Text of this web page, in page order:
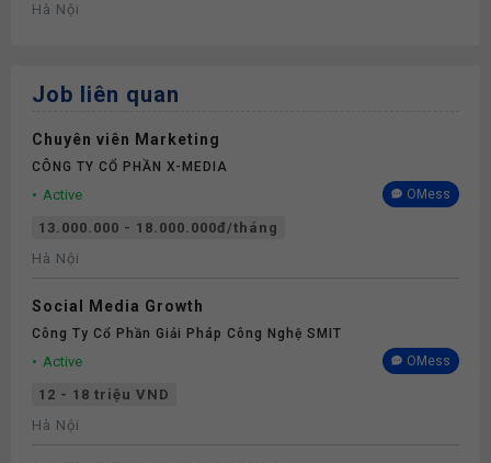
Hà Nội
Job liên quan
Chuyên viên Marketing
CÔNG TY CỔ PHẦN X-MEDIA
Active OMess
13.000.000 - 18.000.000đ/tháng
Hà Nội
Social Media Growth
Công Ty Cổ Phần Giải Pháp Công Nghệ SMIT
Active OMess
12 - 18 triệu VND
Hà Nội